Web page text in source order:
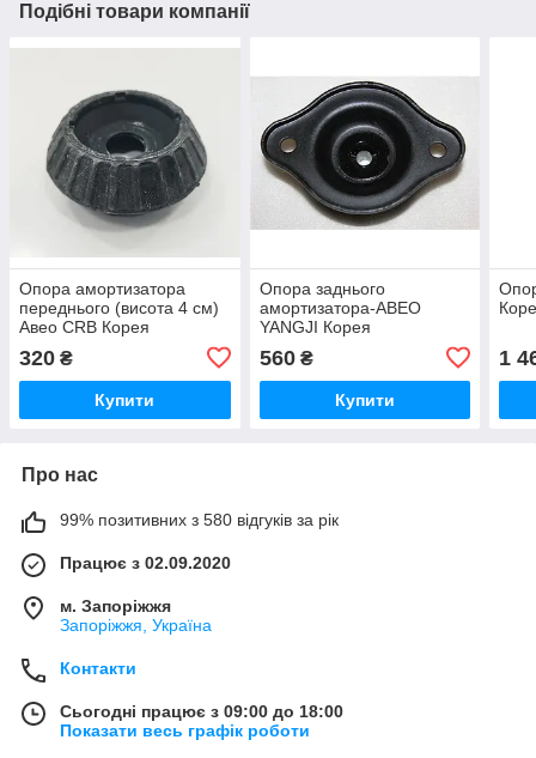
Подібні товари компанії
Опора амортизатора
переднього (висота 4 см)
Авео CRB Корея
320 ₴
Купити
Опора заднього
амортизатора-АВЕО
YANGJI Корея
560₴
Купити
1
Про нас
99% позитивних з 580 відгуків за рік
Працює з 02.09.2020
м. Запоріжжя
Запоріжжя, Україна
Контакти
Сьогодні працює з 09:00 до 18:00
Показати весь графік роботи